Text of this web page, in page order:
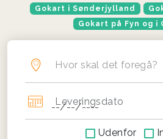
Gokart i Sønderjylland
Gokart på Fyn og i
Hvor skal det foregå?
Leveringsdato
Udenfor